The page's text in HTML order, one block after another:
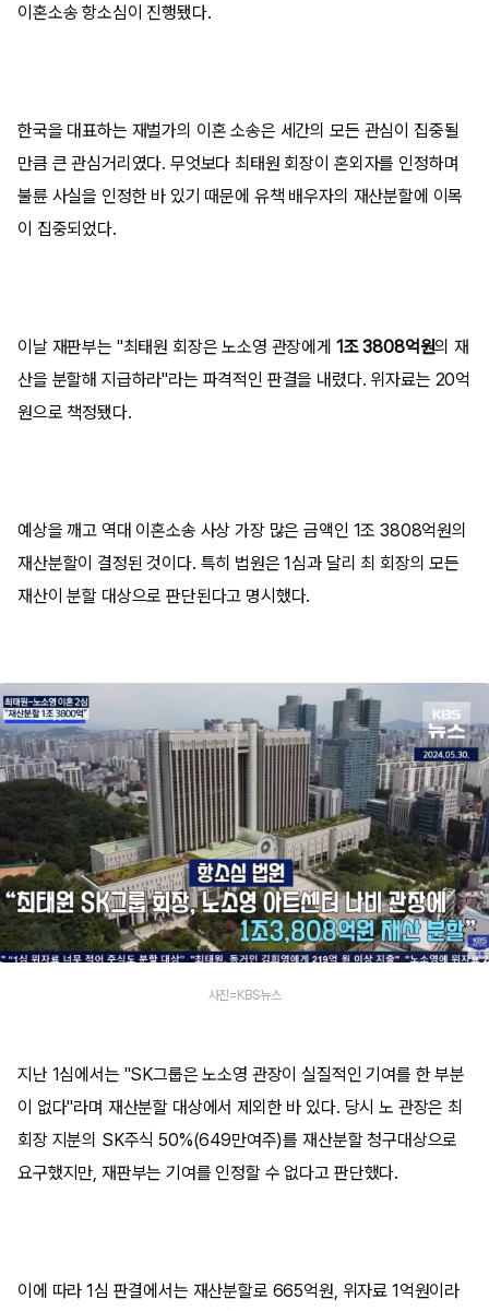
이혼소송 항소심이 진행됐다.
한국을 대표하는 재벌가의 이혼 소송은 세간의 모든 관심이 집중될
만큼 큰 관심거리였다. 무엇보다 최태원 회장이 혼외자를 인정하며
불륜 사실을 인정한 바 있기 때문에 유책 배우자의 재산분할에 이목
이 집중되었다.
이날 재판부는 "최태원 회장은 노소영 관장에게 1조 3808억원의 재
산을 분할해 지급하라"라는 파격적인 판결을 내렸다. 위자료는 20억
원으로 책정됐다.
예상을 깨고 역대 이혼소송 사상 가장 많은 금액인 1조 3808억원의
재산분할이 결정된 것이다. 특히 법원은 1심과 달리 최 회장의 모든
재산이 분할 대상으로 판단된다고 명시했다.
사진=KBS뉴스
지난 1심에서는 "SK그룹은 노소영 관장이 실질적인 기여를 한 부분
이 없다"라며 재산분할 대상에서 제외한 바 있다. 당시 노 관장은 최
회장 지분의 SK주식 50%(649만여주)를 재산분할 청구대상으로
요구했지만, 재판부는 기여를 인정할 수 없다고 판단했다.
이에 따라 1심 판결에서는 재산분할로 665억원, 위자료 1억원이라